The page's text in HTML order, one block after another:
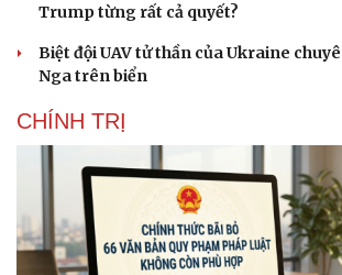
Trump từng rất cả quyết?
Biệt đội UAV tử thần của Ukraine
Nga trên biển
CHÍNH TRỊ